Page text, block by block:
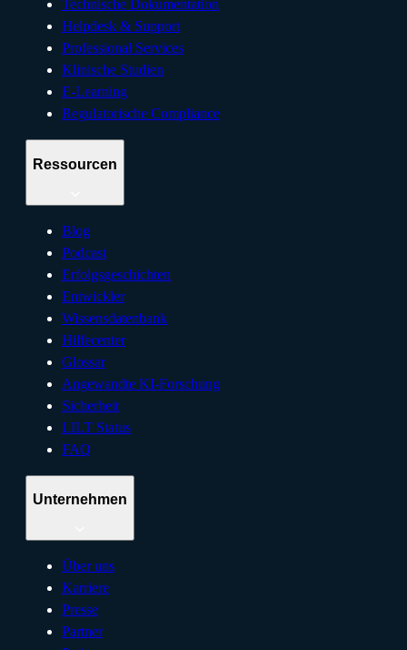
Technische Dokumentation
Helpdesk & Support
Professional Services
Klinische Studien
E-Learning
Regulatorische Compliance
Ressourcen
Blog
Podcast
Erfolgsgeschichten
Entwickler
Wissensdatenbank
Hilfecenter
Glossar
Angewandte KI-Forschung
Sicherheit
LILT Status
FAQ
Unternehmen
Über uns
Karriere
Presse
Partner